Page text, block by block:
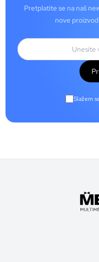
Pretplatite se na naš
nove
Slažem